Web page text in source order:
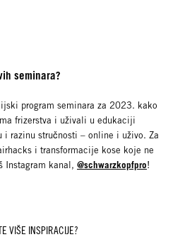
seminara?
program seminara za 2023. kako
frizerstva i uživali u edukaciji
i razinu stručnosti – online i uživo. Za
i transformacije kose koje ne
Instagram kanal, @schwarzkopfpro!
VIŠE INSPIRACIJE?